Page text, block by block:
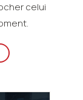
celui